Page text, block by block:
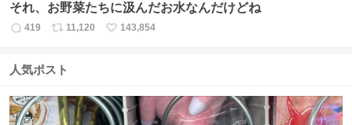
それ、お野菜たちに汲んだお水なんだけどね
返
数
419
リ
ス
数
11,120
い
143,854
人気ポスト